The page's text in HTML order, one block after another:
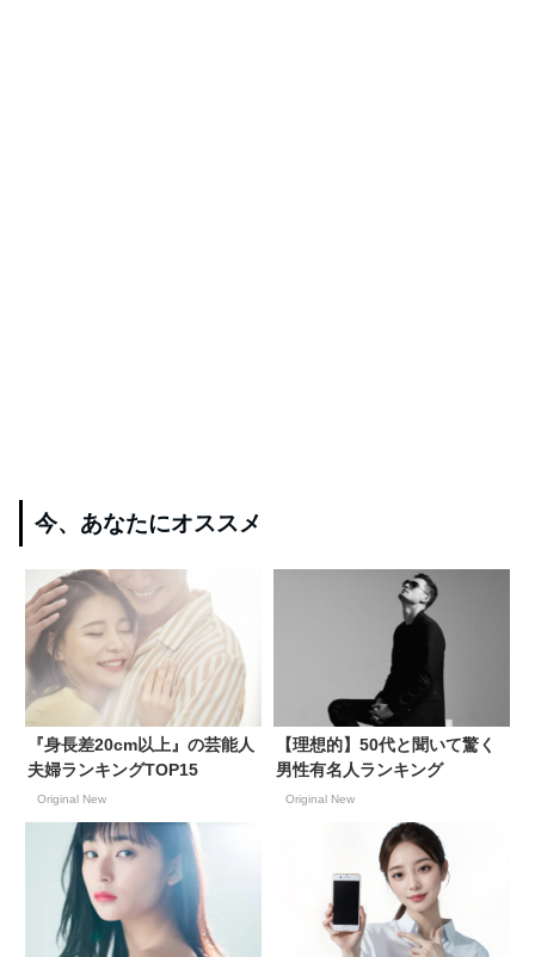
今、あなたにオススメ
『身長差20cm以上』の芸能人
夫婦ランキングTOP15
Original New
【理想的】50代と聞いて驚く
男性有名人ランキング
Original New